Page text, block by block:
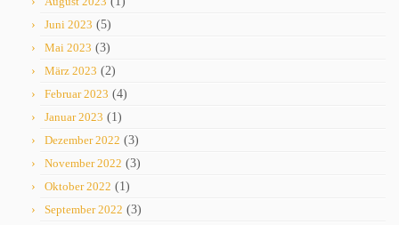
Juni 2023 (5)
Mai 2023 (3)
März 2023 (2)
Februar 2023 (4)
Januar 2023 (1)
Dezember 2022 (3)
November 2022 (3)
Oktober 2022 (1)
September 2022 (3)